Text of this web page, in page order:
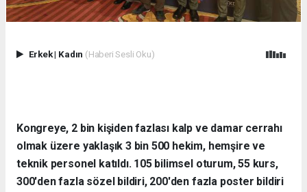
Erkek| Kadın (Haberi Sesli Oku)
Kongreye, 2 bin kişiden fazlası kalp ve damar cerrahı
olmak üzere yaklaşık 3 bin 500 hekim, hemşire ve
teknik personel katıldı. 105 bilimsel oturum, 55 kurs,
300'den fazla sözel bildiri, 200'den fazla poster bildiri